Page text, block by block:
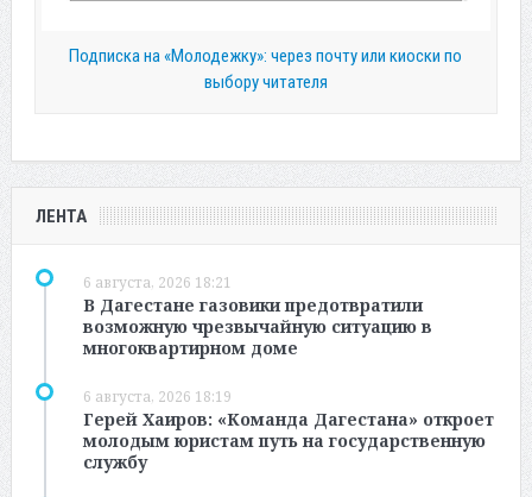
Подписка на «Молодежку»: через почту или киоски по
выбору читателя
ЛЕНТА
6 августа, 2026 18:21
В Дагестане газовики предотвратили
возможную чрезвычайную ситуацию в
многоквартирном доме
6 августа, 2026 18:19
Герей Хаиров: «Команда Дагестана» откроет
молодым юристам путь на государственную
службу